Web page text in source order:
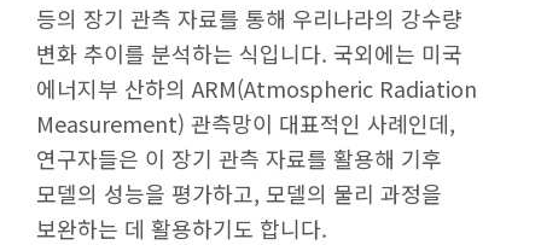
등의 장기 관측 자료를 통해 우리나라의 강수량
변화 추이를 분석하는 식입니다. 국외에는 미국
에너지부 산하의 ARM(Atmospheric Radiation
Measurement) 관측망이 대표적인 사례인데,
연구자들은 이 장기 관측 자료를 활용해 기후
모델의 성능을 평가하고, 모델의 물리 과정을
보완하는 데 활용하기도 합니다.